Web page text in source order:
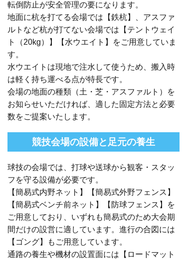
転倒防止が安全管理の要になります。
地面に杭を打てる会場では【鉄杭】、アスファ
ルトなど杭が打てない会場では【テントウェイ
ト（20kg）】【水ウエイト】をご用意していま
す。
水ウエイトは現地で注水して使うため、搬入時
は軽く持ち運べる点が特長です。
会場の地面の種類（土・芝・アスファルト）を
お知らせいただければ、適した固定方法と必要
数をご提案いたします。
競技会場の設備と足元の養生
球技の会場では、打球や送球から観客・スタッ
フを守る設備が必要です。
【簡易式内野ネット】【簡易式外野フェンス】
【簡易式ベンチ前ネット】【防球フェンス】を
ご用意しており、いずれも簡易式のため大会期
間だけの設営に適しています。進行の合図には
【ゴング】もご用意しています。
通路の養生や機材の設置面には【ロードマット